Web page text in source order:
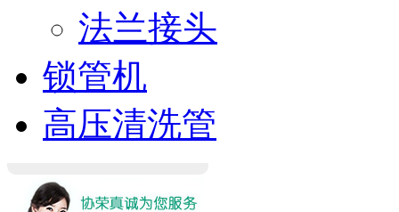
法兰接头
锁管机
高压清洗管